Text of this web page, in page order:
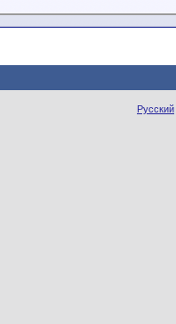
Русский